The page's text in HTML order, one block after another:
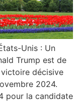
Unis : Un
Trump est de
décisive
2024.
pour la candidate